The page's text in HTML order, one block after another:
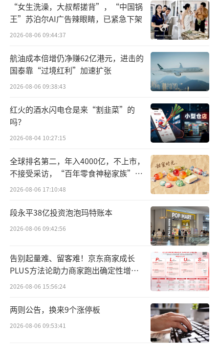
巴克专属福利：黑金会员可直接获得6颗星巴克
好礼星星，铂金会员得3颗，金、银及注册会员
均能领取1颗星星。更具吸引力的是，当亚朵黑
金、铂金或金会员入住旗下指定酒店时，在星
巴克指定渠道消费可享受双倍积星特权。这些
星星可灵活兑换多重好礼，从咖啡升杯、免费
饮品，到礼宾专车接送机、机场贵宾厅、机场
快速安检等出行服务，甚至爱奇艺星钻会员季
卡等娱乐权益，让每一颗星星都极具价值感。
此外，亚朵酒店还特别配置了联合配餐机器
人，搭载专属主题外饰与语音播报功能，让住
客足不出户就能享用星巴克现制咖啡，打通住
目前，星巴克中国目前拥有1.6亿星享俱乐
部会员，其中90天活跃会员达2500万，已构建
起银星、玉星、金星、钻星四级完善的会员成
长体系。自2024年6月星享俱乐部全面升级以
来，品牌持续拓展“星朋友圈”，先后与希尔
顿集团、中国东方航空达成联合会员合作。
此次牵手亚朵集团，是其在“咖啡+出
“女生洗澡，大叔帮搓背”，“中国锅
王”苏泊尔AI广告辣眼睛，已紧急下架
2026-08-06 09:44:37
航油成本倍增仍净赚62亿港元，进击的
国泰靠“过境红利”加速扩张
2026-08-06 09:38:43
红火的酒水闪电仓是来“割韭菜”的
吗？
2026-08-04 10:27:15
全球排名第二，年入4000亿，不上市，
不接受采访，“百年零食神秘家族”浮
出水面？
2026-08-06 17:10:48
段永平38亿投资泡泡玛特账本
2026-08-06 09:42:56
告别起量难、留客难！京东商家成长
PLUS方法论助力商家跑出确定性增长
路径
2026-08-06 15:56:24
两则公告，换来9个涨停板
2026-08-06 09:53:41